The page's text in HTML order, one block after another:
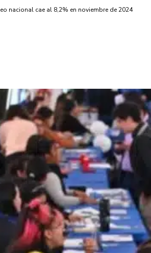
nacional cae al 8,2% en noviembre de 2024